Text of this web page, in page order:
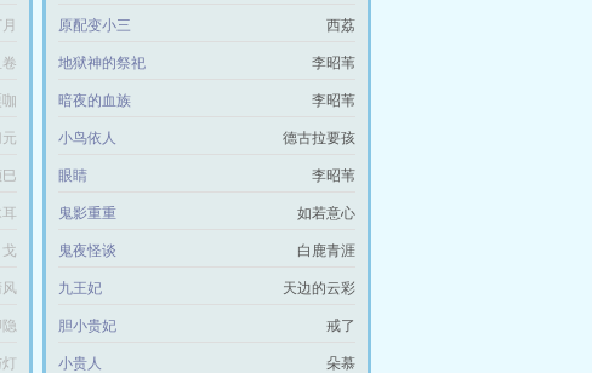
戈
原配变小三 西荔
地狱神的祭祀 李昭苇
暗夜的血族 李昭苇
小鸟依人 德古拉要孩
眼睛 李昭苇
鬼影重重 如若意心
鬼夜怪谈 白鹿青涯
九王妃 天边的云彩
胆小贵妃 戒了
小贵人 朵慕